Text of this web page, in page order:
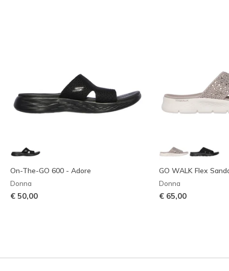
On-The-GO 600 - Adore
Donna
€ 50,00
GO WALK Flex
Donna
€ 65,00